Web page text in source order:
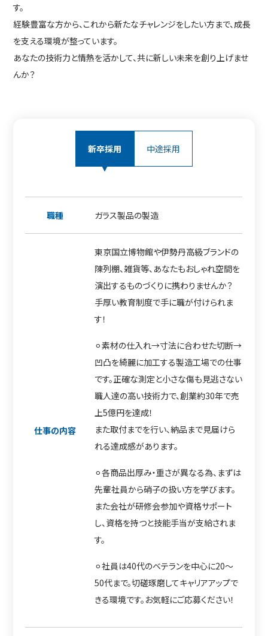
す。
経験豊富な方から、これから新たなチャレンジをしたい方まで、成長
を支える環境が整っています。
あなたの技術力と情熱を活かして、共に新しい未来を創り上げませ
んか？
新卒採用 中途採用
職種 ガラス製品の製造
仕事の内容
東京国立博物館や伊勢丹高級ブランドの
陳列棚、雑貨等、あなたもおしゃれ空間を
演出するものづくりに携わりませんか？
手厚い教育制度で手に職が付けられま
す！
⚪︎素材の仕入れ→寸法に合わせた切断→
凹凸を綺麗に加工する製造工場での仕事
です。正確な測定と小さな傷も見逃さない
職人達の高い技術力で、創業約30年で売
上5億円を達成！
また取付までを行い、納品まで見届けら
れる達成感があります。
⚪︎各商品出厚み・重さが異なる為、まずは
先輩社員から硝子の扱い方を学びます。
また会社が研修会参加や資格サポート
し、資格を持つと技能手当が支給されま
す。
⚪︎社員は40代のベテランを中心に20〜
50代まで。切磋琢磨してキャリアアップで
きる環境です。お気軽にご応募ください！